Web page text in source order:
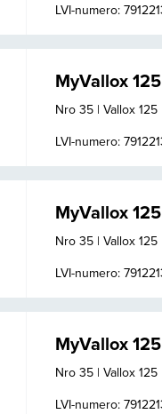
LVI-numero:
MyVallox
Nro 35 | Vallox 125
LVI-numero:
MyVallox
Nro 35 | Vallox 125
LVI-numero:
MyVallox
Nro 35 | Vallox 125
LVI-numero: